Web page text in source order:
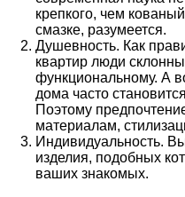
крепкого, чем
смазке, разумеется.
Душевность. Как
квартир люди
функциональному. А
дома часто
Поэтому
материалам,
Индивидуальность.
изделия, подобных
ваших знакомых.